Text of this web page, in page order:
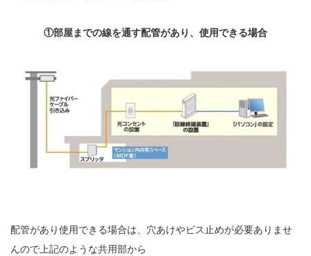
①部屋までの線を通す配管があり、使用できる場合
配管があり使用できる場合は、穴あけやビス止めが必要ありませ
んので上記のような共用部から